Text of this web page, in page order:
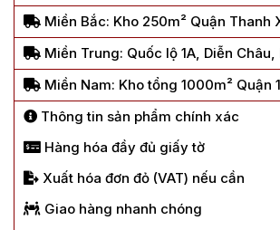
Miền Bắc: Kho 250m² Quận Thanh
Miền Trung: Quốc lộ 1A, Diễn Châu,
Miền Nam: Kho tổng 1000m² Quận
Thông tin sản phẩm chính xác
Hàng hóa đầy đủ giấy tờ
Xuất hóa đơn đỏ (VAT) nếu cần
Giao hàng nhanh chóng